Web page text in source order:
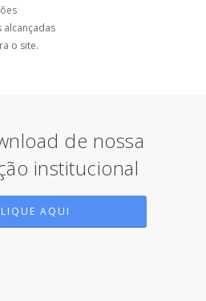
alcançadas
o site.
de nossa
institucional
AQUI